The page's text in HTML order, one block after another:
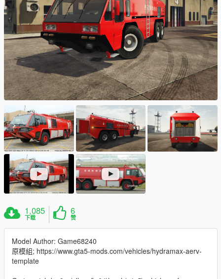
1,085
下载
6
赞
Model Author: Game68240
原模組; https://www.gta5-mods.com/vehicles/hydramax-aerv-
template